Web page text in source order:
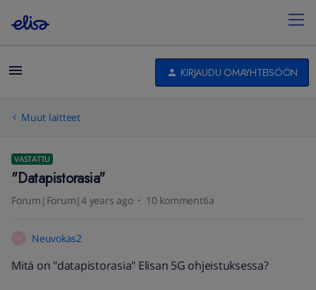
KIRJAUDU OMAYHTEISÖÖN
Muut laitteet
VASTATTU
"Datapistorasia"
Forum|Forum|4 years ago 10 kommenttia
Neuvokas2
Mitä on "datapistorasia" Elisan 5G ohjeistuksessa?